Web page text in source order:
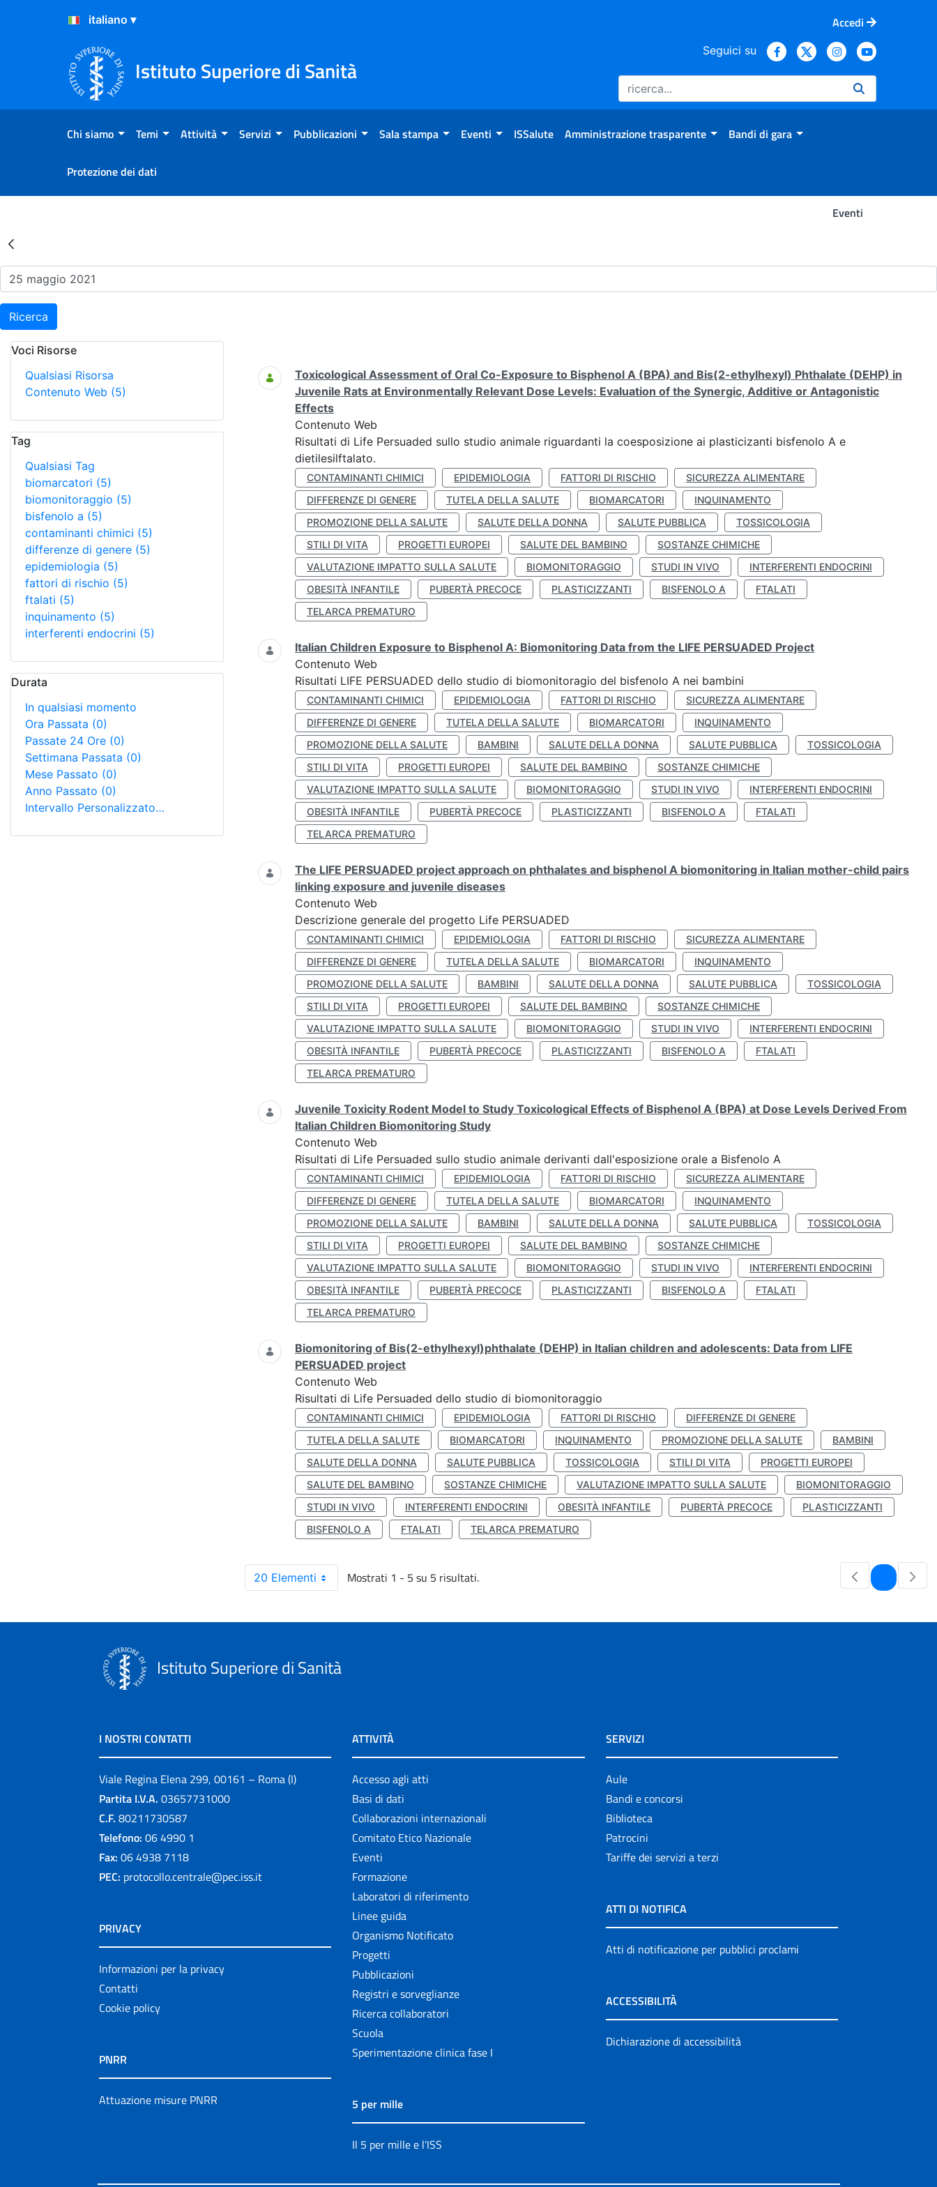
Salta al Contenuto
Salta al Footer
Accedi
Istituto Superiore di Sanità
Seguici su
Chi siamo Temi Attività Servizi Pubblicazioni Sala stampa Eventi ISSalute Amministrazione trasparente Bandi di gara
Protezione dei dati
Eventi
Risultati della Ricerca - Eventi
Ricerca
Voci Risorse
Qualsiasi Risorsa
Contenuto Web (5)
Tag
Qualsiasi Tag
biomarcatori (5)
biomonitoraggio (5)
bisfenolo a (5)
contaminanti chimici (5)
differenze di genere (5)
epidemiologia (5)
fattori di rischio (5)
ftalati (5)
inquinamento (5)
interferenti endocrini (5)
Durata
In qualsiasi momento
Ora Passata (0)
Passate 24 Ore (0)
Settimana Passata (0)
Mese Passato (0)
Anno Passato (0)
Intervallo Personalizzato…
Ricerca
Toxicological Assessment of Oral Co-Exposure to Bisphenol A (BPA) and Bis(2-ethylhexyl) Phthalate (DEHP) in
Juvenile Rats at Environmentally Relevant Dose Levels: Evaluation of the Synergic, Additive or Antagonistic
Effects
Contenuto Web
Risultati di Life Persuaded sullo studio animale riguardanti la coesposizione ai plasticizanti bisfenolo A e
dietilesilftalato.
CONTAMINANTI CHIMICI EPIDEMIOLOGIA FATTORI DI RISCHIO
SICUREZZA ALIMENTARE
DIFFERENZE DI GENERE
TUTELA DELLA SALUTE BIOMARCATORI
INQUINAMENTO
PROMOZIONE DELLA SALUTE
SALUTE DELLA DONNA SALUTE PUBBLICA
TOSSICOLOGIA
STILI DI VITA
PROGETTI EUROPEI SALUTE DEL BAMBINO
SOSTANZE CHIMICHE
VALUTAZIONE IMPATTO SULLA SALUTE
BIOMONITORAGGIO STUDI IN VIVO
INTERFERENTI ENDOCRINI
OBESITÀ INFANTILE
PUBERTÀ PRECOCE PLASTICIZZANTI BISFENOLO A
FTALATI
TELARCA PREMATURO
Italian Children Exposure to Bisphenol A: Biomonitoring Data from the LIFE PERSUADED Project
Contenuto Web
Risultati LIFE PERSUADED dello studio di biomonitoragio del bisfenolo A nei bambini
CONTAMINANTI CHIMICI EPIDEMIOLOGIA FATTORI DI RISCHIO
SICUREZZA ALIMENTARE
DIFFERENZE DI GENERE
TUTELA DELLA SALUTE BIOMARCATORI
INQUINAMENTO
PROMOZIONE DELLA SALUTE
BAMBINI SALUTE DELLA DONNA SALUTE PUBBLICA
TOSSICOLOGIA
STILI DI VITA
PROGETTI EUROPEI SALUTE DEL BAMBINO
SOSTANZE CHIMICHE
VALUTAZIONE IMPATTO SULLA SALUTE
BIOMONITORAGGIO STUDI IN VIVO
INTERFERENTI ENDOCRINI
OBESITÀ INFANTILE
PUBERTÀ PRECOCE PLASTICIZZANTI BISFENOLO A
FTALATI
TELARCA PREMATURO
The LIFE PERSUADED project approach on phthalates and bisphenol A biomonitoring in Italian mother-child pairs
linking exposure and juvenile diseases
Contenuto Web
Descrizione generale del progetto Life PERSUADED
CONTAMINANTI CHIMICI EPIDEMIOLOGIA FATTORI DI RISCHIO
SICUREZZA ALIMENTARE
DIFFERENZE DI GENERE
TUTELA DELLA SALUTE BIOMARCATORI
INQUINAMENTO
PROMOZIONE DELLA SALUTE
BAMBINI SALUTE DELLA DONNA SALUTE PUBBLICA
TOSSICOLOGIA
STILI DI VITA
PROGETTI EUROPEI SALUTE DEL BAMBINO
SOSTANZE CHIMICHE
VALUTAZIONE IMPATTO SULLA SALUTE
BIOMONITORAGGIO STUDI IN VIVO
INTERFERENTI ENDOCRINI
OBESITÀ INFANTILE
PUBERTÀ PRECOCE PLASTICIZZANTI BISFENOLO A
FTALATI
TELARCA PREMATURO
Juvenile Toxicity Rodent Model to Study Toxicological Effects of Bisphenol A (BPA) at Dose Levels Derived From
Italian Children Biomonitoring Study
Contenuto Web
Risultati di Life Persuaded sullo studio animale derivanti dall'esposizione orale a Bisfenolo A
CONTAMINANTI CHIMICI EPIDEMIOLOGIA FATTORI DI RISCHIO
SICUREZZA ALIMENTARE
DIFFERENZE DI GENERE
TUTELA DELLA SALUTE BIOMARCATORI
INQUINAMENTO
PROMOZIONE DELLA SALUTE
BAMBINI SALUTE DELLA DONNA SALUTE PUBBLICA
TOSSICOLOGIA
STILI DI VITA
PROGETTI EUROPEI SALUTE DEL BAMBINO
SOSTANZE CHIMICHE
VALUTAZIONE IMPATTO SULLA SALUTE
BIOMONITORAGGIO STUDI IN VIVO
INTERFERENTI ENDOCRINI
OBESITÀ INFANTILE
PUBERTÀ PRECOCE PLASTICIZZANTI BISFENOLO A
FTALATI
TELARCA PREMATURO
Biomonitoring of Bis(2-ethylhexyl)phthalate (DEHP) in Italian children and adolescents: Data from LIFE
PERSUADED project
Contenuto Web
Risultati di Life Persuaded dello studio di biomonitoraggio
CONTAMINANTI CHIMICI EPIDEMIOLOGIA FATTORI DI RISCHIO
DIFFERENZE DI GENERE
TUTELA DELLA SALUTE
BIOMARCATORI INQUINAMENTO PROMOZIONE DELLA SALUTE
BAMBINI
SALUTE DELLA DONNA
SALUTE PUBBLICA TOSSICOLOGIA STILI DI VITA
PROGETTI EUROPEI
SALUTE DEL BAMBINO
SOSTANZE CHIMICHE VALUTAZIONE IMPATTO SULLA SALUTE
BIOMONITORAGGIO
STUDI IN VIVO
INTERFERENTI ENDOCRINI OBESITÀ INFANTILE PUBERTÀ PRECOCE
PLASTICIZZANTI
BISFENOLO A
FTALATI TELARCA PREMATURO
20 Elementi Mostrati 1 - 5 su 5 risultati. Pagina
Istituto Superiore di Sanità
I NOSTRI CONTATTI
Viale Regina Elena 299, 00161 – Roma (I)
Partita I.V.A. 03657731000
C.F. 80211730587
Telefono: 06 4990 1
Fax: 06 4938 7118
PEC: protocollo.centrale@pec.iss.it
PRIVACY
Informazioni per la privacy
Contatti
Cookie policy
PNRR
Attuazione misure PNRR
ATTIVITÀ
Accesso agli atti
Basi di dati
Collaborazioni internazionali
Comitato Etico Nazionale
Eventi
Formazione
Laboratori di riferimento
Linee guida
Organismo Notificato
Progetti
Pubblicazioni
Registri e sorveglianze
Ricerca collaboratori
Scuola
Sperimentazione clinica fase I
5 per mille
Il 5 per mille e l'ISS
SERVIZI
Aule
Bandi e concorsi
Biblioteca
Patrocini
Tariffe dei servizi a terzi
ATTI DI NOTIFICA
Atti di notificazione per pubblici proclami
ACCESSIBILITÀ
Dichiarazione di accessibilità